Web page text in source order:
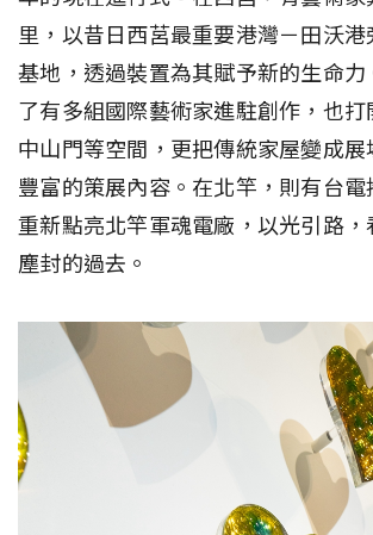
里，以昔日西莒最重要港灣－田沃港
基地，透過裝置為其賦予新的生命力
了有多組國際藝術家進駐創作，也打
中山門等空間，更把傳統家屋變成
豐富的策展內容。在北竿，則有台電
重新點亮北竿軍魂電廠，以光引路，
塵封的過去。